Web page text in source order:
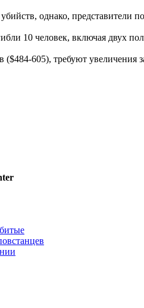
однако, представители
10 человек, включая двух
605), требуют увеличения